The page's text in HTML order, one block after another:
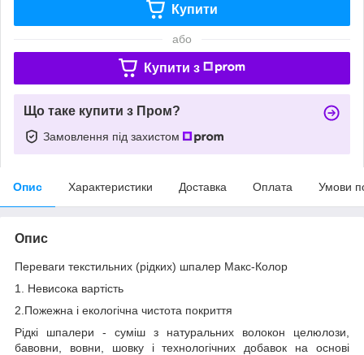
Купити
або
Купити з
Що таке купити з Пром?
Замовлення під захистом
Опис Характеристики Доставка Оплата Умови
Опис
Переваги текстильних (рідких) шпалер Макс-Колор
1. Невисока вартість
2.Пожежна і екологічна чистота покриття
Рідкі шпалери - суміш з натуральних волокон целюлози,
бавовни, вовни, шовку і технологічних добавок на основі